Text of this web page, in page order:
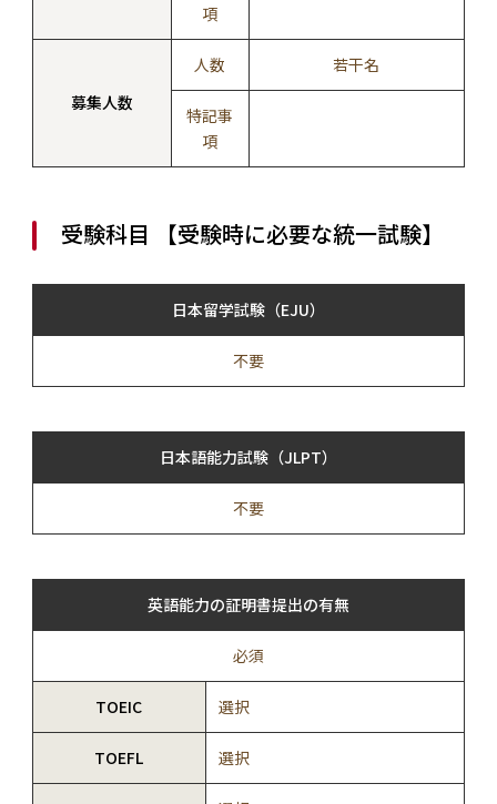
項
募集人数
人数 若干名
特記事
項
受験科目 【受験時に必要な統一試験】
日本留学試験（EJU）
不要
日本語能力試験（JLPT）
不要
英語能力の証明書提出の有無
必須
TOEIC 選択
TOEFL 選択